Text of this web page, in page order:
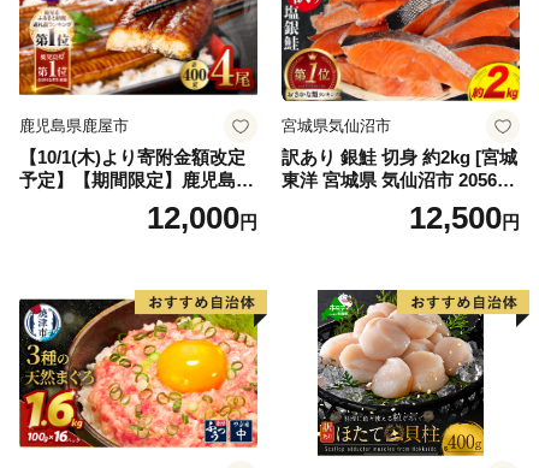
鹿児島県鹿屋市
【10/1(木)より寄附金額改定
予定】【期間限定】鹿児島県
大隅産うなぎ蒲焼4尾（400
g） KN007-02312,000円
宮城県気仙沼市
訳あり 銀鮭 切身 約2kg [宮城
東洋 宮城県 気仙沼市 205649
91] 鮭 魚介類 海鮮 訳アリ 規
格外 不揃い さけ サケ 鮭切身
切り身 魚 わけあり
12,500円